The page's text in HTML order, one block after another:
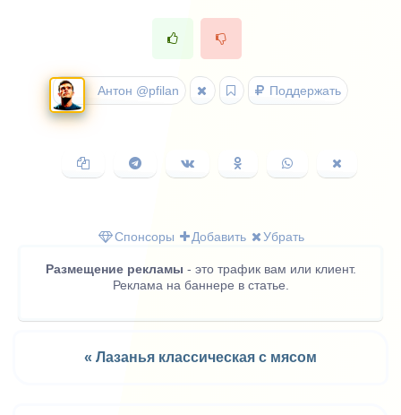
Антон @pfilan Поддержать
Копировать
ссылку
Поделиться
в
Поделиться
ВКонтакте
Поделиться
в
Поделиться
в
в
Спонсоры
Добавить Убрать
Размещение рекламы - это трафик вам или клиент.
Реклама на баннере в статье.
« Лазанья классическая с мясом